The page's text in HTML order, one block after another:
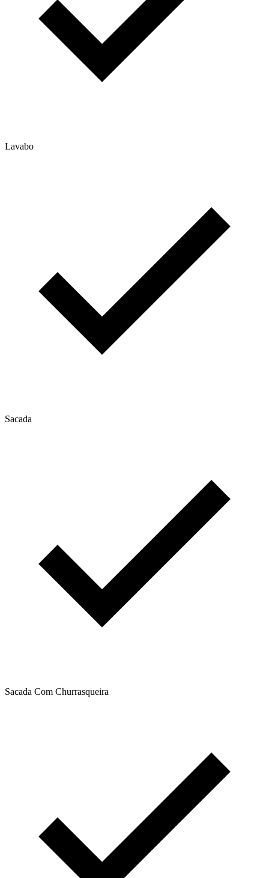
Lavabo
Sacada
Sacada Com Churrasqueira